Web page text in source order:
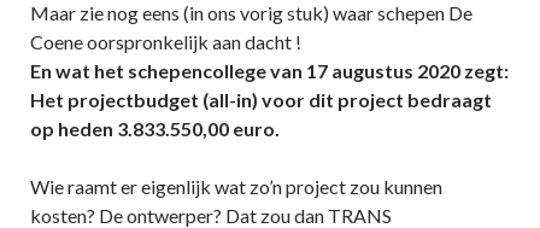
Maar zie nog eens (in ons vorig stuk) waar schepen De
Coene oorspronkelijk aan dacht !
En wat het schepencollege van 17 augustus 2020 zegt:
Het projectbudget (all-in) voor dit project bedraagt
op heden 3.833.550,00 euro.
Wie raamt er eigenlijk wat zo’n project zou kunnen
kosten? De ontwerper? Dat zou dan TRANS